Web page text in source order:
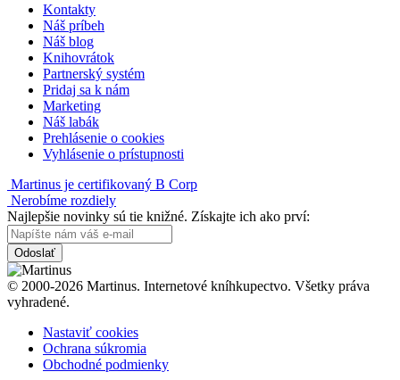
Kontakty
Náš príbeh
Náš blog
Knihovrátok
Partnerský systém
Pridaj sa k nám
Marketing
Náš labák
Prehlásenie o cookies
Vyhlásenie o prístupnosti
Martinus je certifikovaný B Corp
Nerobíme rozdiely
Najlepšie novinky sú tie knižné. Získajte ich ako prví:
Odoslať
© 2000-2026 Martinus. Internetové kníhkupectvo. Všetky práva
vyhradené.
Nastaviť cookies
Ochrana súkromia
Obchodné podmienky